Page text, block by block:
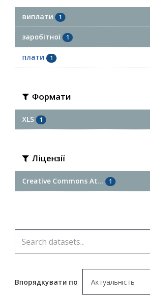
виплати 1
заробітної 1
плати 1
Формати
XLS 1
Ліцензії
Creative Commons At... 1
Впорядкувати по